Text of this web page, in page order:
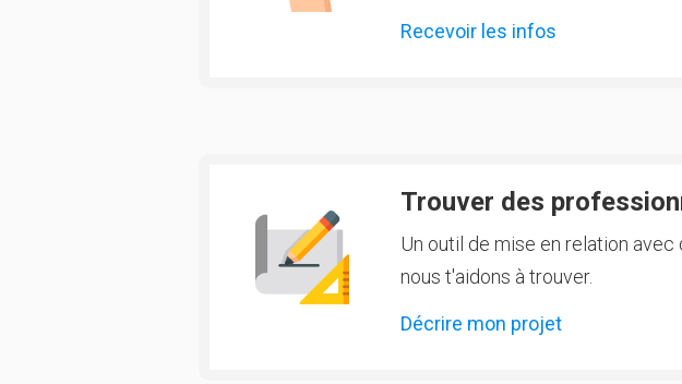
Recevoir les infos
Trouver des
Un outil de mise en relation
nous t'aidons à trouver.
Décrire mon projet